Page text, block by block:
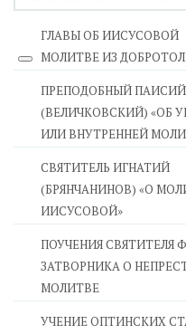
ГЛАВЫ ОБ ИИСУСОВОЙ
МОЛИТВЕ ИЗ
ПРЕПОДОБНЫЙ ПАИСИЙ
(ВЕЛИЧКОВСКИЙ) «ОБ
ИЛИ ВНУТРЕННЕЙ
СВЯТИТЕЛЬ ИГНАТИЙ
(БРЯНЧАНИНОВ) «О
ИИСУСОВОЙ»
ПОУЧЕНИЯ СВЯТИТЕЛЯ
ЗАТВОРНИКА О
МОЛИТВЕ
УЧЕНИЕ ОПТИНСКИХ